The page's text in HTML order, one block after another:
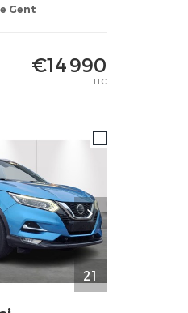
Gent
€14 990
TTC
21